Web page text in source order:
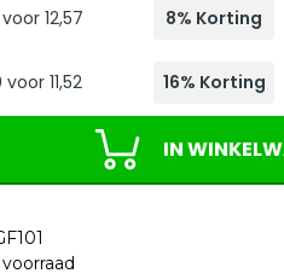
12,57 8% Korting
11,52 16% Korting
IN